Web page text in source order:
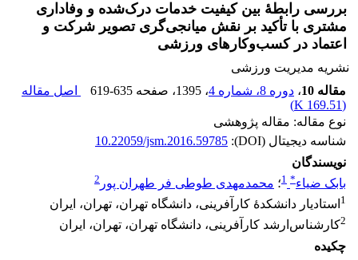
بررسی رابطۀ بین کیفیت خدمات درک‌شده و وفاداری
مشتری با تأکید بر نقش میانجی‌گری تصویر شرکت و
اعتماد در کسب‌وکارهای ورزشی
نشریه مدیریت ورزشی
مقاله 10
، دوره 8، شماره 4 ، 1395 ، صفحه 619-635
اصل مقاله
(
169.51 K
)
نوع مقاله: مقاله پژوهشی
شناسه دیجیتال (DOI):
10.22059/jsm.2016.59785
نویسندگان
بابک ضیاء*
1؛ محمدمهدی طوطی فر طهران پور 2
1 استادیار دانشکدۀ کارآفرینی، دانشگاه تهران، تهران، ایران
2کارشناس‌ارشد کارآفرینی، دانشگاه تهران، تهران، ایران
چکیده